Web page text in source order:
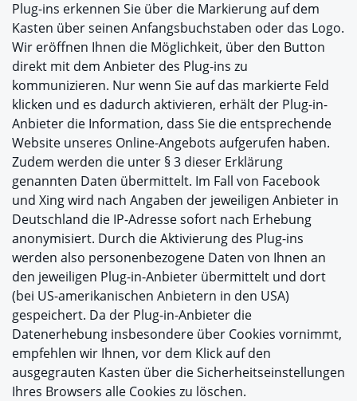
Plug-ins erkennen Sie über die Markierung auf dem
Kasten über seinen Anfangsbuchstaben oder das Logo.
Wir eröffnen Ihnen die Möglichkeit, über den Button
direkt mit dem Anbieter des Plug-ins zu
kommunizieren. Nur wenn Sie auf das markierte Feld
klicken und es dadurch aktivieren, erhält der Plug-in-
Anbieter die Information, dass Sie die entsprechende
Website unseres Online-Angebots aufgerufen haben.
Zudem werden die unter § 3 dieser Erklärung
genannten Daten übermittelt. Im Fall von Facebook
und Xing wird nach Angaben der jeweiligen Anbieter in
Deutschland die IP-Adresse sofort nach Erhebung
anonymisiert. Durch die Aktivierung des Plug-ins
werden also personenbezogene Daten von Ihnen an
den jeweiligen Plug-in-Anbieter übermittelt und dort
(bei US-amerikanischen Anbietern in den USA)
gespeichert. Da der Plug-in-Anbieter die
Datenerhebung insbesondere über Cookies vornimmt,
empfehlen wir Ihnen, vor dem Klick auf den
ausgegrauten Kasten über die Sicherheitseinstellungen
Ihres Browsers alle Cookies zu löschen.